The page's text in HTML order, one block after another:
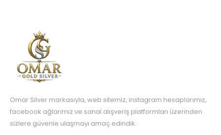
Omar Silver markasıyla, web sitemiz, instagram hesaplarımız,
facebook ağlarımız ve sanal alışveriş platformları üzerinden
sizlere güvenle ulaşmayı amaç edindik.